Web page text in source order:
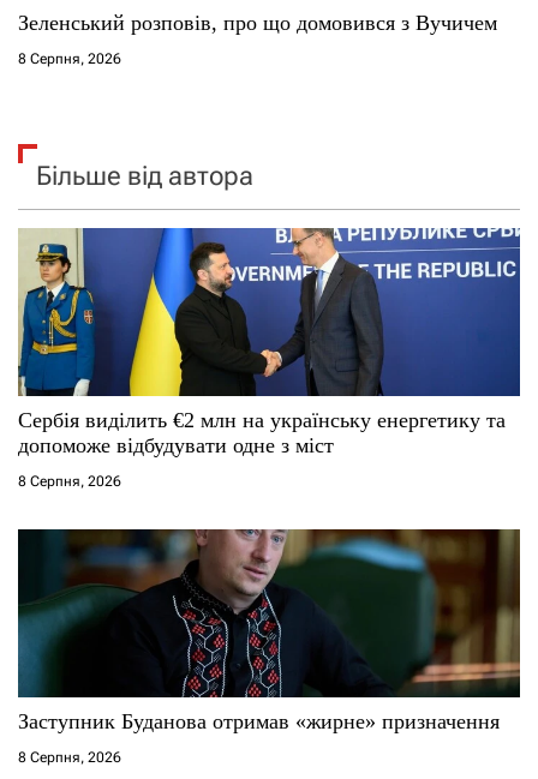
Зеленський розповів, про що домовився з Вучичем
8 Серпня, 2026
Більше від автора
Сербія виділить €2 млн на українську енергетику та
допоможе відбудувати одне з міст
8 Серпня, 2026
Заступник Буданова отримав «жирне» призначення
8 Серпня, 2026